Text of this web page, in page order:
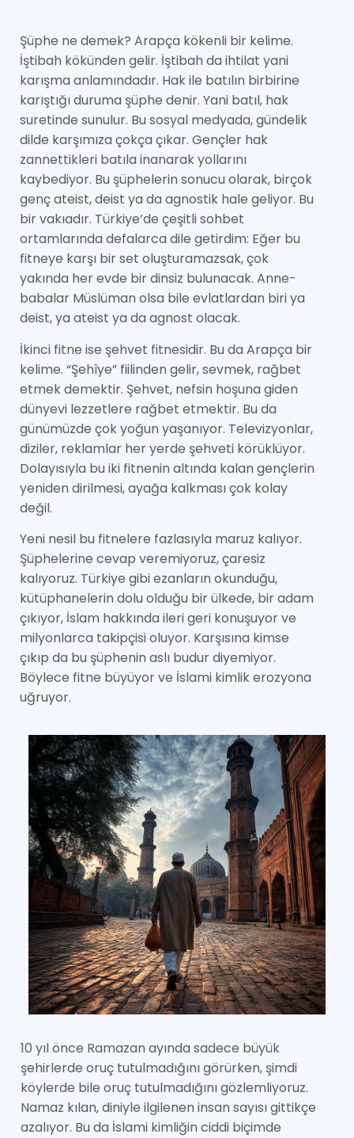
Şüphe ne demek? Arapça kökenli bir kelime.
İştibah kökünden gelir. İştibah da ihtilat yani
karışma anlamındadır. Hak ile batılın birbirine
karıştığı duruma şüphe denir. Yani batıl, hak
suretinde sunulur. Bu sosyal medyada, gündelik
dilde karşımıza çokça çıkar. Gençler hak
zannettikleri batıla inanarak yollarını
kaybediyor. Bu şüphelerin sonucu olarak, birçok
genç ateist, deist ya da agnostik hale geliyor. Bu
bir vakıadır. Türkiye’de çeşitli sohbet
ortamlarında defalarca dile getirdim: Eğer bu
fitneye karşı bir set oluşturamazsak, çok
yakında her evde bir dinsiz bulunacak. Anne-
babalar Müslüman olsa bile evlatlardan biri ya
deist, ya ateist ya da agnost olacak.
İkinci fitne ise şehvet fitnesidir. Bu da Arapça bir
kelime. “Şehîye” fiilinden gelir, sevmek, rağbet
etmek demektir. Şehvet, nefsin hoşuna giden
dünyevi lezzetlere rağbet etmektir. Bu da
günümüzde çok yoğun yaşanıyor. Televizyonlar,
diziler, reklamlar her yerde şehveti körüklüyor.
Dolayısıyla bu iki fitnenin altında kalan gençlerin
yeniden dirilmesi, ayağa kalkması çok kolay
değil.
Yeni nesil bu fitnelere fazlasıyla maruz kalıyor.
Şüphelerine cevap veremiyoruz, çaresiz
kalıyoruz. Türkiye gibi ezanların okunduğu,
kütüphanelerin dolu olduğu bir ülkede, bir adam
çıkıyor, İslam hakkında ileri geri konuşuyor ve
milyonlarca takipçisi oluyor. Karşısına kimse
çıkıp da bu şüphenin aslı budur diyemiyor.
Böylece fitne büyüyor ve İslami kimlik erozyona
uğruyor.
10 yıl önce Ramazan ayında sadece büyük
şehirlerde oruç tutulmadığını görürken, şimdi
köylerde bile oruç tutulmadığını gözlemliyoruz.
Namaz kılan, diniyle ilgilenen insan sayısı gittikçe
azalıyor. Bu da İslami kimliğin ciddi biçimde